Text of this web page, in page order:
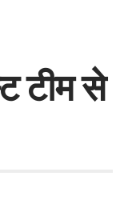
टीम से